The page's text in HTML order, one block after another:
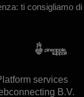
ti consigliamo di
services